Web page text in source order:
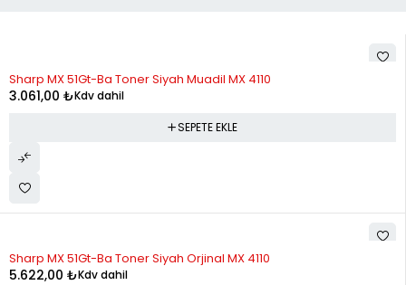
Sharp MX 51Gt-Ba Toner Siyah Muadil MX 4110
3.061,00 ₺Kdv dahil
SEPETE EKLE
Sharp MX 51Gt-Ba Toner Siyah Orjinal MX 4110
5.622,00 ₺Kdv dahil